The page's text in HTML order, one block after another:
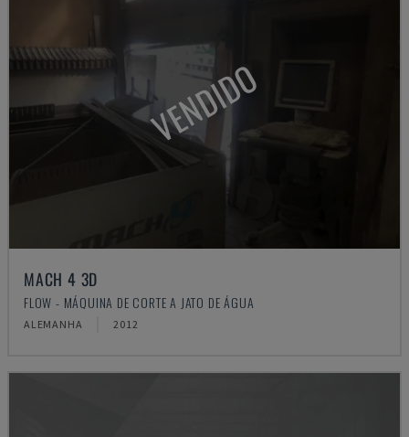
VENDIDO
MACH 4 3D
FLOW - MÁQUINA DE CORTE A JATO DE ÁGUA
ALEMANHA 2012